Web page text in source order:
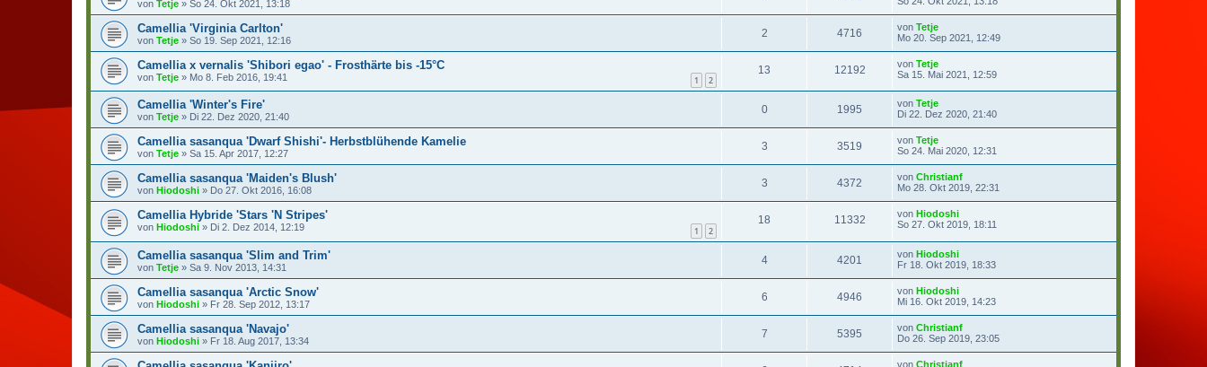
von Tetje » So 24. Okt 2021, 13:18
Camellia 'Virginia Carlton'
von Tetje » So 19. Sep 2021, 12:16
2 4716 von Tetje
Mo 20. Sep 2021, 12:49
Camellia x vernalis 'Shibori egao' - Frosthärte bis -15°C
von Tetje » Mo 8. Feb 2016, 19:41 1 2
13 12192 von Tetje
Sa 15. Mai 2021, 12:59
Camellia 'Winter's Fire'
von Tetje » Di 22. Dez 2020, 21:40
0 1995 von Tetje
Di 22. Dez 2020, 21:40
Camellia sasanqua 'Dwarf Shishi'- Herbstblühende Kamelie
von Tetje » Sa 15. Apr 2017, 12:27
3 3519 von Tetje
So 24. Mai 2020, 12:31
Camellia sasanqua 'Maiden's Blush'
von Hiodoshi » Do 27. Okt 2016, 16:08
3 4372 von Christianf
Mo 28. Okt 2019, 22:31
Camellia Hybride 'Stars 'N Stripes'
von Hiodoshi » Di 2. Dez 2014, 12:19 1 2
18 11332 von Hiodoshi
So 27. Okt 2019, 18:11
Camellia sasanqua 'Slim and Trim'
von Tetje » Sa 9. Nov 2013, 14:31
4 4201 von Hiodoshi
Fr 18. Okt 2019, 18:33
Camellia sasanqua 'Arctic Snow'
von Hiodoshi » Fr 28. Sep 2012, 13:17
6 4946 von Hiodoshi
Mi 16. Okt 2019, 14:23
Camellia sasanqua 'Navajo'
von Hiodoshi » Fr 18. Aug 2017, 13:34
7 5395 von Christianf
Do 26. Sep 2019, 23:05
von Christianf